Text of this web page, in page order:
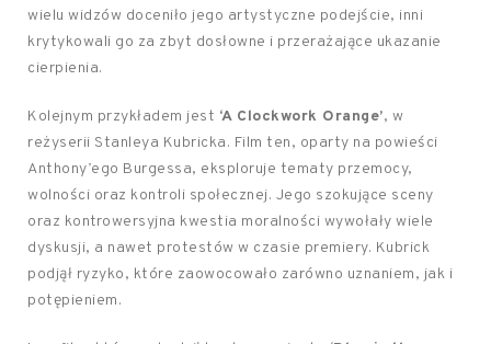
wielu widzów doceniło jego artystyczne podejście, inni
krytykowali go za zbyt dosłowne i przerażające ukazanie
cierpienia.
Kolejnym przykładem jest ‘A Clockwork Orange’, w
reżyserii Stanleya Kubricka. Film ten, oparty na powieści
Anthony’ego Burgessa, eksploruje tematy przemocy,
wolności oraz kontroli społecznej. Jego szokujące sceny
oraz kontrowersyjna kwestia moralności wywołały wiele
dyskusji, a nawet protestów w czasie premiery. Kubrick
podjął ryzyko, które zaowocowało zarówno uznaniem, jak i
potępieniem.